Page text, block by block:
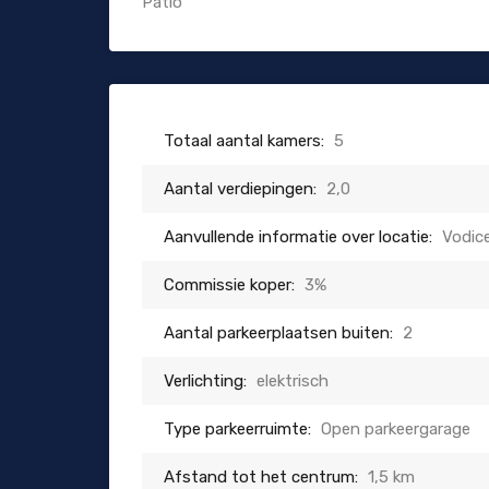
Totaal aantal kamers: 5
Aantal verdiepingen: 2,0
Aanvullende informatie over locatie:
Commissie koper: 3%
Aantal parkeerplaatsen buiten: 2
Verlichting: elektrisch
Type parkeerruimte: Open parkeergarage
Afstand tot het centrum: 1,5 km